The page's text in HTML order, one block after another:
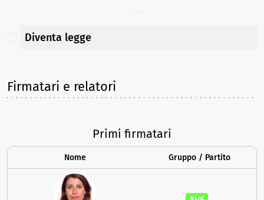
Diventa legge
Firmatari e relatori
Primi firmatari
Nome Gruppo / Partito